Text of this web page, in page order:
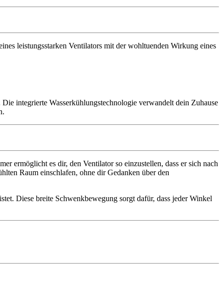
leistungsstarken Ventilators mit der wohltuenden Wirkung eines
integrierte Wasserkühlungstechnologie verwandelt dein Zuhause
ermöglicht es dir, den Ventilator so einzustellen, dass er sich nach
Raum einschlafen, ohne dir Gedanken über den
Diese breite Schwenkbewegung sorgt dafür, dass jeder Winkel